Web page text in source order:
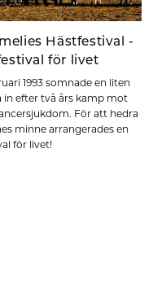
Hästfestival -
för livet
1993 somnade en liten
in efter två års kamp mot
För att hedra
minne arrangerades en
för livet!